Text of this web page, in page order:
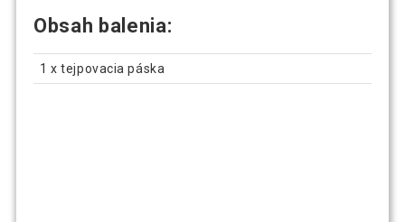
Obsah balenia:
1 x tejpovacia páska